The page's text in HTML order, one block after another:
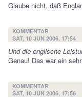
Glaube nicht, daß
KOMMENTAR
SAT, 10 JUN 2006, 17:54
Und die englische
Genau! Das war ein
KOMMENTAR
SAT, 10 JUN 2006, 17:56